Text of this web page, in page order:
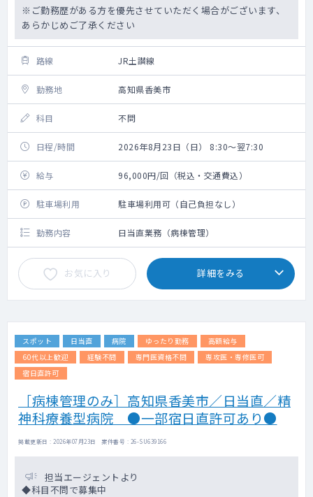
※ご勤務歴がある方を優先させていただく場合がございます、
あらかじめご了承ください
路線 JR土讃線
勤務地 高知県香美市
科目 不問
日程/時間 2026年8月23日（日） 8:30～翌7:30
給与 96,000円/回（税込・交通費込）
駐車場利用 駐車場利用可（自己負担なし）
勤務内容 日当直業務（病棟管理）
お気に入り 詳細をみる
スポット 日当直 病院 ゆったり勤務
高額給与
60代以上歓迎
経験不問 専門医資格不問
専攻医・専修医可
宿日直許可
［病棟管理のみ］高知県香美市／日当直／精
神科療養型病院 ●一部宿日直許可あり●
掲載更新日 : 2026年07月23日 案件番号 : 26-SU639166
担当エージェントより
◆科目不問で募集中